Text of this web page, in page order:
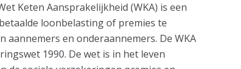
Keten Aansprakelijkheid (WKA) is een
loonbelasting of premies te
aannemers en onderaannemers. De WKA
1990. De wet is in het leven